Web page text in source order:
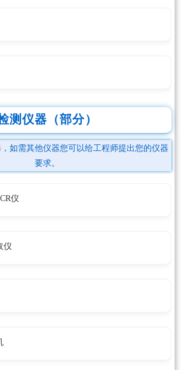
测仪器（部分）
，如需其他仪器您可以给工程师提出您的仪器
要求。
仪
仪